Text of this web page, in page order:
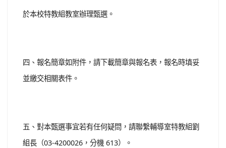
於本校特教組教室辦理甄選。
四、報名簡章如附件，請下載簡章與報名表，報名時填妥
並繳交相關表件。
五、對本甄選事宜若有任何疑問，請聯繫輔導室特教組劉
組長（03-4200026，分機 613）。